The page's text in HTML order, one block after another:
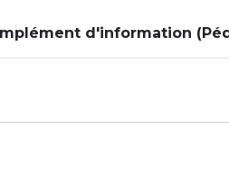
d'information